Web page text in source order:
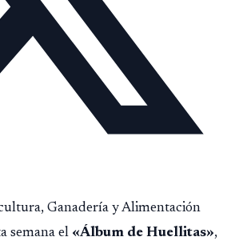
Ganadería y Alimentación
semana el «Álbum de Huellitas»,